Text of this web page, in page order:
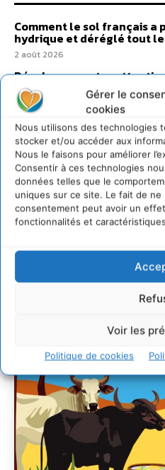
Gérer le
cookies
Nous utilisons des technologies
stocker et/ou accéder aux
Nous le faisons pour améliorer
Consentir à ces technologies
données telles que le
uniques sur ce site. Le fait de
consentement peut avoir un
fonctionnalités et
Voir les
Politique de cookies
Comment le sol français a
hydrique et déréglé tout
2 août 2026
Développer notre
non humaines avec les
30 juillet 2026
Un kit citoyen pour lever
développement des forêts
villes
29 juillet 2026
L’éco-anxiété informe et
28 juillet 2026
7 indicateurs pour des
27 juillet 2026